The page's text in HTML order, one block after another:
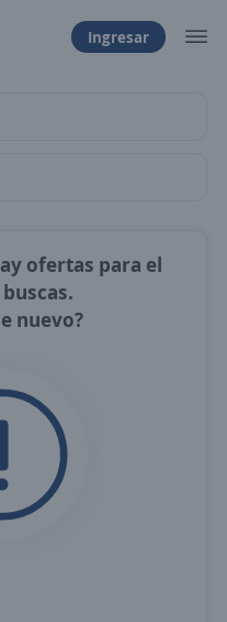
Ingresar
ofertas para el
nuevo?